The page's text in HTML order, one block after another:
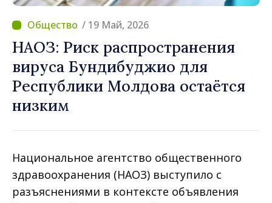
/ 19 Май, 2026
НАОЗ: Риск распространения
вируса Бундибуджио для
Республики Молдова остаётся
низким
Национальное агентство общественного
здравоохранения (НАОЗ) выступило с
разъяснениями в контексте объявления